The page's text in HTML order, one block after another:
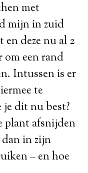
met
mijn in zuid
en deze nu al 2
om een rand
Intussen is er
te
dit nu best?
plant afsnijden
dan in zijn
– en hoe